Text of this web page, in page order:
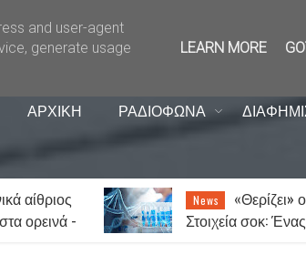
ΑΡΧΙΚΗ ΡΑΔΙΟΦΩΝΑ
καρκίνος –
πέντε
News
Ξάνθη:
14 Αυγούστου το
and user-agent
generate usage
LEARN MORE